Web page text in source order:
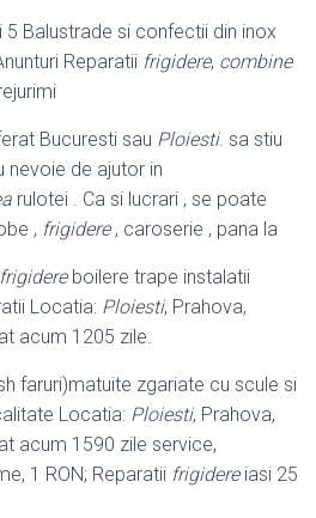
Balustrade si confectii din inox
Reparatii frigidere, combine
Bucuresti sau Ploiesti. sa stiu
nevoie de ajutor in
rulotei . Ca si lucrari , se poate
, frigidere, caroserie , pana la
frigidereboilere trape instalatii
Locatia: Ploiesti, Prahova,
acum 1205 zile.
faruri)matuite zgariate cu scule si
Locatia: Ploiesti, Prahova,
acum 1590 zile service,
1 RON; Reparatii frigidereiasi 25